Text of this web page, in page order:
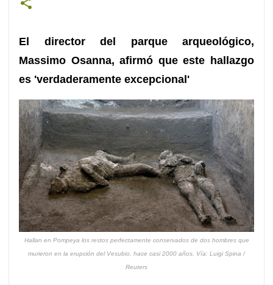
El director del parque arqueológico,
Massimo Osanna, afirmó que este hallazgo
es 'verdaderamente excepcional'
Hallan en Pompeya los restos perfectamente conservados de dos hombres que
murieron en la erupción del Vesubio, hace casi 2000 años. Vía: Luigi Spina /
Reuters